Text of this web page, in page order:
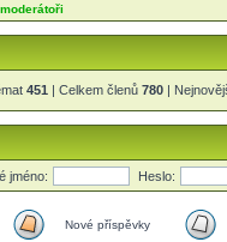
451 | Celkem členů 780 |
jméno: Heslo:
Nové příspěvky